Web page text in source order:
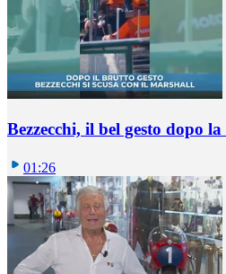
Bezzecchi, il bel gesto dopo
01:26